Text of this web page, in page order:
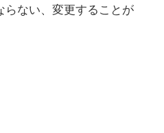
らない、変更することが